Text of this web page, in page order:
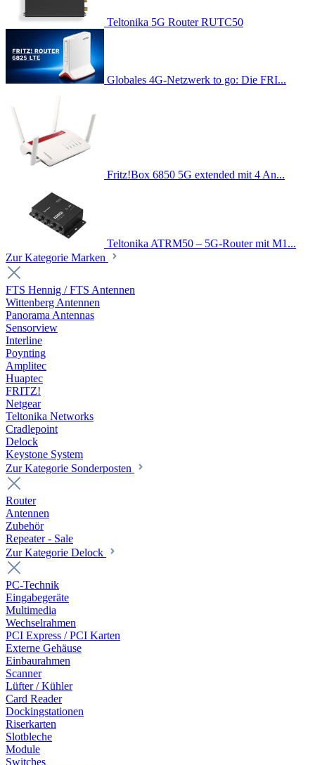
Teltonika 5G Router RUTC50
Globales 4G-Netzwerk to go: Die FRI...
Fritz!Box 6850 5G extended mit 4 An...
Teltonika ATRM50 – 5G-Router mit M1...
Zur Kategorie Marken
FTS Hennig / FTS Antennen
Wittenberg Antennen
Panorama Antennas
Sensorview
Interline
Poynting
Amplitec
Huaptec
FRITZ!
Netgear
Teltonika Networks
Cradlepoint
Delock
Keystone System
Zur Kategorie Sonderposten
Router
Antennen
Zubehör
Repeater - Sale
Zur Kategorie Delock
PC-Technik
Eingabegeräte
Multimedia
Wechselrahmen
PCI Express / PCI Karten
Externe Gehäuse
Einbaurahmen
Scanner
Lüfter / Kühler
Card Reader
Dockingstationen
Riserkarten
Slotbleche
Module
Switches